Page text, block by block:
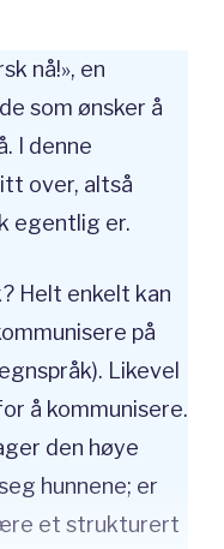
nå!», en
som ønsker å
I denne
over, altså
egentlig er.
Helt enkelt kan
på
Likevel
å kommunisere.
den høye
hunnene; er
et strukturert